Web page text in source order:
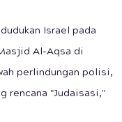
Israel pada
Al-Aqsa di
perlindungan polisi,
rencana "Judaisasi,"